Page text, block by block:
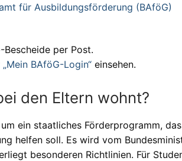
für Ausbildungsförderung (BAföG)
per Post.
„Mein BAföG-Login“ einsehen.
den Eltern wohnt?
ein staatliches Förderprogramm, das
helfen soll. Es wird vom
besonderen Richtlinien. Für